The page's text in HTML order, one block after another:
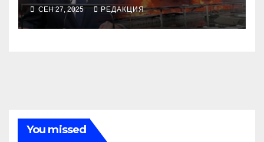
СЕН 27, 2025 РЕДАКЦИЯ
You missed